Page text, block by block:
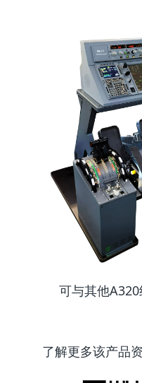
可与其他
了解更多该产品